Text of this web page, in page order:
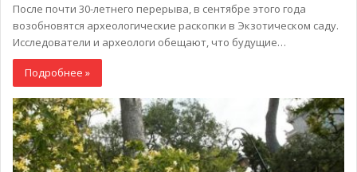
После почти 30-летнего перерыва, в сентябре этого года
возобновятся археологические раскопки в Экзотическом саду.
Исследователи и археологи обещают, что будущие…
Подробнее »